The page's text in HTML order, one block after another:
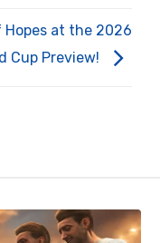
Hopes at the 2026
Cup Preview!